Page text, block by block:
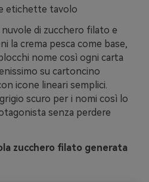
etichette tavolo
di zucchero filato e
la crema pesca come base,
nome così ogni carta
su cartoncino
icone lineari semplici.
scuro per i nomi così lo
senza perdere
zucchero filato generata